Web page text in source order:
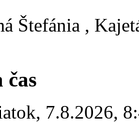
Štefánia ,
čas
, 7.8.2026,